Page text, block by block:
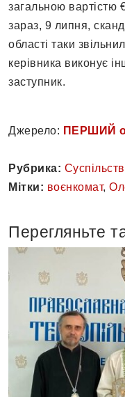
загальною вартістю
зараз, 9 липня,
області таки
керівника виконує
заступник.
Джерело: ПЕРШИЙ
Рубрика:
Мітки: воєнкомат,
Перегляньте